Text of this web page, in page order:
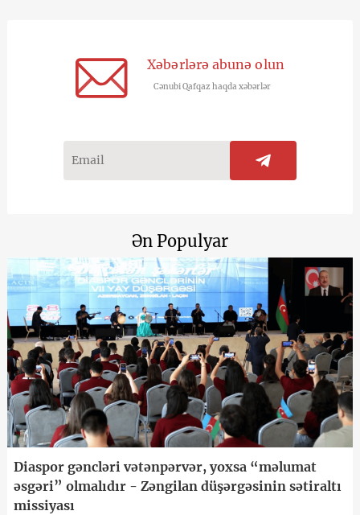
Xəbərlərə abunə olun
Cənubi Qafqaz haqda xəbərlər
Ən Populyar
Diaspor gəncləri vətənpərvər, yoxsa “məlumat
əsgəri” olmalıdır - Zəngilan düşərgəsinin sətiraltı
missiyası